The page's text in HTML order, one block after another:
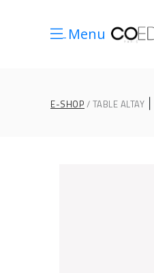
Menu
E-SHOP TABLE ALTAY